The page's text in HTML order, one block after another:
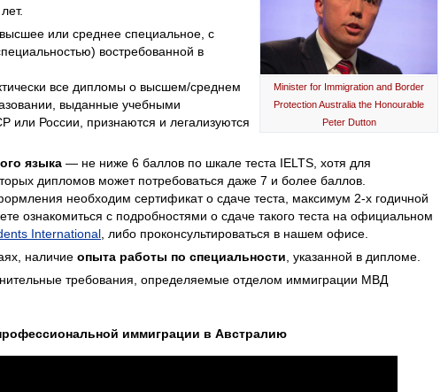
Minister for Immigration and Border
Protection Australia the Honourable
Peter Dutton
или среднее специальное, с
востребованной в
все дипломы о высшем/среднем
выданные учебными
или России, признаются и легализуются
языка — не ниже 6 баллов по шкале теста IELTS, хотя для
дипломов может потребоваться даже 7 и более баллов.
необходим сертификат о сдаче теста, максимум 2-х годичной
ознакомиться с подробностями о сдаче такого теста на официальном
International , либо проконсультироваться в нашем офисе.
наличие опыта работы по специальности , указанной в дипломе.
требования, определяемые отделом иммиграции МВД
иммиграции в Австралию